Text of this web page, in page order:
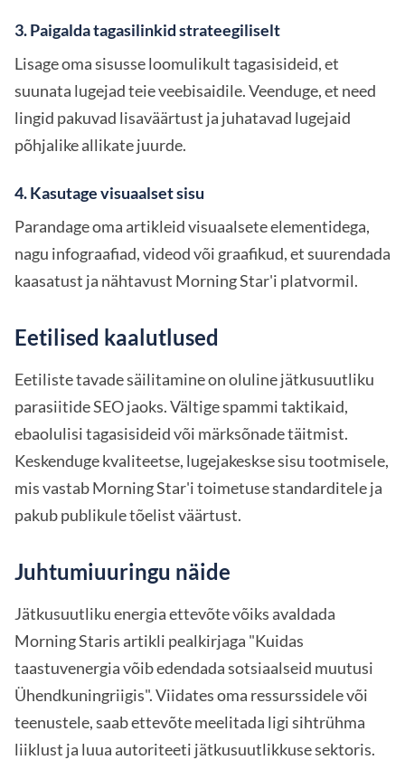
3. Paigalda tagasilinkid strateegiliselt
Lisage oma sisusse loomulikult tagasisideid, et
suunata lugejad teie veebisaidile. Veenduge, et need
lingid pakuvad lisaväärtust ja juhatavad lugejaid
põhjalike allikate juurde.
4. Kasutage visuaalset sisu
Parandage oma artikleid visuaalsete elementidega,
nagu infograafiad, videod või graafikud, et suurendada
kaasatust ja nähtavust Morning Star'i platvormil.
Eetilised kaalutlused
Eetiliste tavade säilitamine on oluline jätkusuutliku
parasiitide SEO jaoks. Vältige spammi taktikaid,
ebaolulisi tagasisideid või märksõnade täitmist.
Keskenduge kvaliteetse, lugejakeskse sisu tootmisele,
mis vastab Morning Star'i toimetuse standarditele ja
pakub publikule tõelist väärtust.
Juhtumiuuringu näide
Jätkusuutliku energia ettevõte võiks avaldada
Morning Staris artikli pealkirjaga "Kuidas
taastuvenergia võib edendada sotsiaalseid muutusi
Ühendkuningriigis". Viidates oma ressurssidele või
teenustele, saab ettevõte meelitada ligi sihtrühma
liiklust ja luua autoriteeti jätkusuutlikkuse sektoris.